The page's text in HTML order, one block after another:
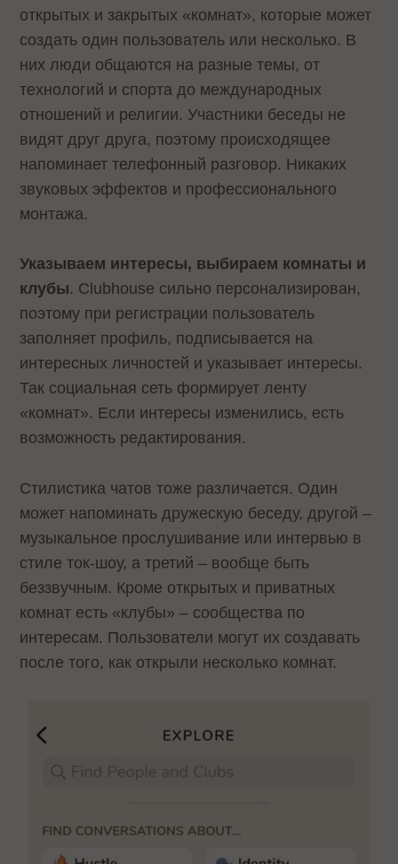
открытых и закрытых «комнат», которые может
создать один пользователь или несколько. В
них люди общаются на разные темы, от
технологий и спорта до международных
отношений и религии. Участники беседы не
видят друг друга, поэтому происходящее
напоминает телефонный разговор. Никаких
звуковых эффектов и профессионального
монтажа.
Указываем интересы, выбираем комнаты и
клубы. Clubhouse сильно персонализирован,
поэтому при регистрации пользователь
заполняет профиль, подписывается на
интересных личностей и указывает интересы.
Так социальная сеть формирует ленту
«комнат». Если интересы изменились, есть
возможность редактирования.
Стилистика чатов тоже различается. Один
может напоминать дружескую беседу, другой –
музыкальное прослушивание или интервью в
стиле ток-шоу, а третий – вообще быть
беззвучным. Кроме открытых и приватных
комнат есть «клубы» – сообщества по
интересам. Пользователи могут их создавать
после того, как открыли несколько комнат.